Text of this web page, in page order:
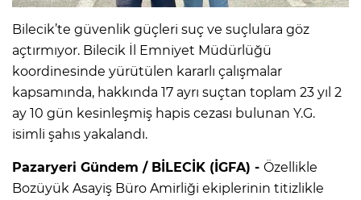
Bilecik’te güvenlik güçleri suç ve suçlulara göz
açtırmıyor. Bilecik İl Emniyet Müdürlüğü
koordinesinde yürütülen kararlı çalışmalar
kapsamında, hakkında 17 ayrı suçtan toplam 23 yıl 2
ay 10 gün kesinleşmiş hapis cezası bulunan Y.G.
isimli şahıs yakalandı.
Pazaryeri Gündem / BİLECİK (İGFA) - Özellikle
Bozüyük Asayiş Büro Amirliği ekiplerinin titizlikle